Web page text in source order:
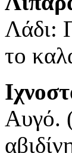
Λάδι:
το
Αυγό.